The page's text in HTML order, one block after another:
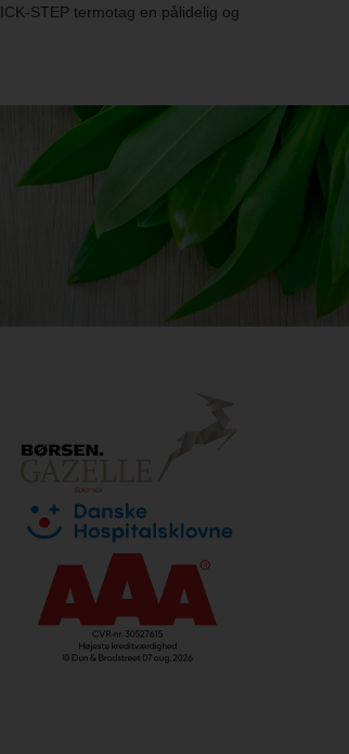
STEP termotag en pålidelig og